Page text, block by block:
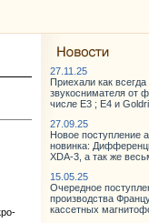
27.11.25
Приехали как
звукоснимателя от
числе E3 ; E4 и
27.09.25
Новое поступление
новинка:
XDA-3, а так же
15.05.25
Очередное
производства
кассетных